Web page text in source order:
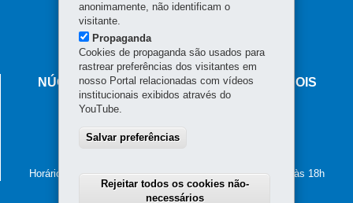
Navegação
principal
NÚCLEO REGIONAL DE EDUCAÇÃO DE DOIS
VIZINHOS
85.660-000-Dois Vizinhos
Horário de atendimento: de segunda a sexta-feira, das 8h às 18h
anonimamente, não identificam o
visitante.
Propaganda
Cookies de propaganda são usados para
rastrear preferências dos visitantes em
nosso Portal relacionadas com vídeos
institucionais exibidos através do
YouTube.
Salvar preferências
Rejeitar todos os cookies não-
necessários